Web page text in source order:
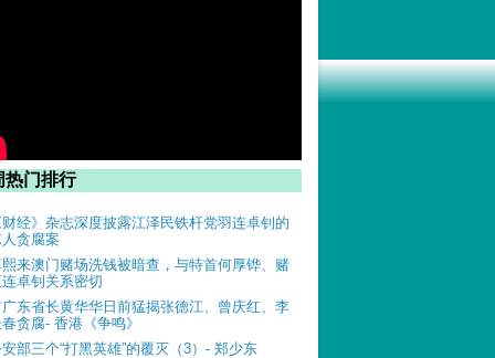
热门排行
经》杂志深度披露江泽民铁杆党羽连卓钊的
贪腐案
来澳门赌场洗钱被暗查，与特首何厚铧、赌
卓钊关系密切
东省长黄华华日前猛揭张德江、曾庆红、李
贪腐- 香港《争鸣》
部三个“打黑英雄”的覆灭（3）- 郑少东